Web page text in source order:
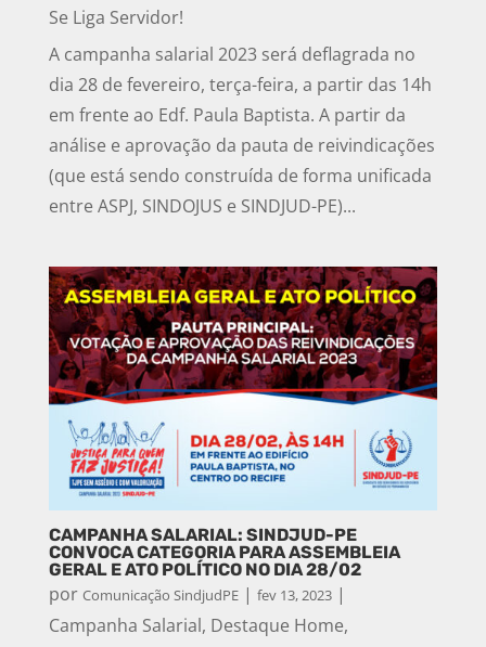
Se Liga Servidor!
A campanha salarial 2023 será deflagrada no
dia 28 de fevereiro, terça-feira, a partir das 14h
em frente ao Edf. Paula Baptista. A partir da
análise e aprovação da pauta de reivindicações
(que está sendo construída de forma unificada
entre ASPJ, SINDOJUS e SINDJUD-PE)...
CAMPANHA SALARIAL: SINDJUD-PE
CONVOCA CATEGORIA PARA ASSEMBLEIA
GERAL E ATO POLÍTICO NO DIA 28/02
por Comunicação SindjudPE| fev 13, 2023|
Campanha Salarial, Destaque Home,